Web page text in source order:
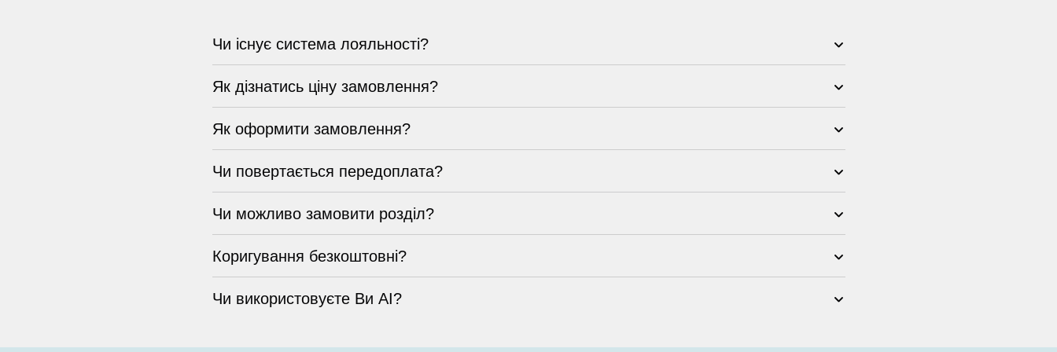
Чи існує система лояльності?
Як дізнатись ціну замовлення?
Як оформити замовлення?
Чи повертається передоплата?
Чи можливо замовити розділ?
Коригування безкоштовні?
Чи використовуєте Ви AI?